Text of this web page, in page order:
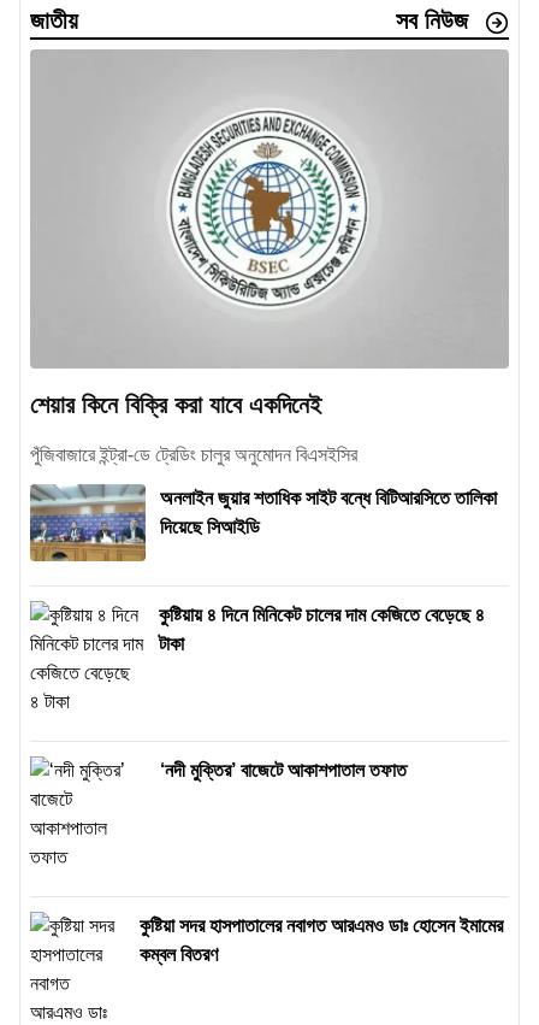
জাতীয় সব নিউজ
শেয়ার কিনে বিক্রি করা যাবে একদিনেই
পুঁজিবাজারে ইন্ট্রা-ডে ট্রেডিং চালুর অনুমোদন বিএসইসির
অনলাইন জুয়ার শতাধিক সাইট বন্ধে বিটিআরসিতে তালিকা
দিয়েছে সিআইডি
কুষ্টিয়ায় ৪ দিনে মিনিকেট চালের দাম কেজিতে বেড়েছে ৪
টাকা
‘নদী মুক্তির’ বাজেটে আকাশপাতাল তফাত
কুষ্টিয়া সদর হাসপাতালের নবাগত আরএমও ডাঃ হোসেন ইমামের
কম্বল বিতরণ